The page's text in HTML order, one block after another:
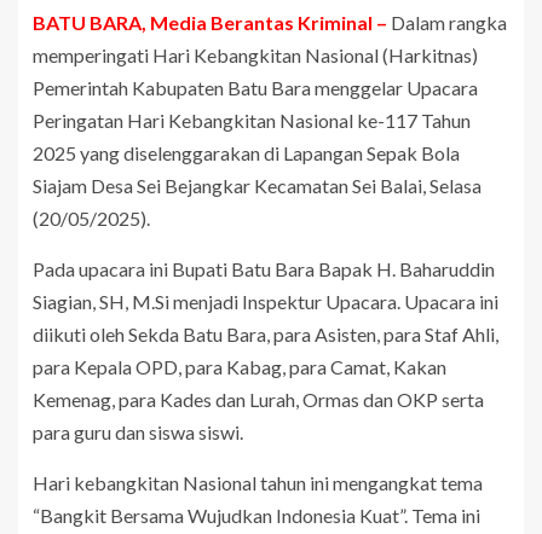
BATU BARA, Media Berantas Kriminal – Dalam rangka
memperingati Hari Kebangkitan Nasional (Harkitnas)
Pemerintah Kabupaten Batu Bara menggelar Upacara
Peringatan Hari Kebangkitan Nasional ke-117 Tahun
2025 yang diselenggarakan di Lapangan Sepak Bola
Siajam Desa Sei Bejangkar Kecamatan Sei Balai, Selasa
(20/05/2025).
Pada upacara ini Bupati Batu Bara Bapak H. Baharuddin
Siagian, SH, M.Si menjadi Inspektur Upacara. Upacara ini
diikuti oleh Sekda Batu Bara, para Asisten, para Staf Ahli,
para Kepala OPD, para Kabag, para Camat, ⁠Kakan
Kemenag, para Kades dan Lurah, ⁠Ormas dan OKP serta
para guru dan siswa siswi.
Hari kebangkitan Nasional tahun ini mengangkat tema
“Bangkit Bersama Wujudkan Indonesia Kuat”. Tema ini